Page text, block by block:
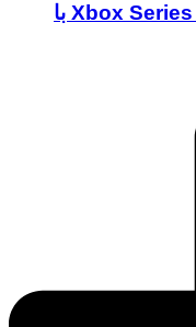
کنسول بازی مایکروسافت مدل Xbox Series S با